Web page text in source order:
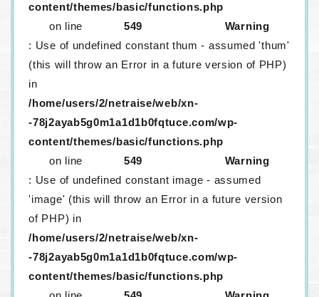
content/themes/basic/functions.php
on line
549
Warning
: Use of undefined constant thum - assumed 'thum'
(this will throw an Error in a future version of PHP)
in
/home/users/2/netraise/web/xn-
-78j2ayab5g0m1a1d1b0fqtuce.com/wp-
content/themes/basic/functions.php
on line
549
Warning
: Use of undefined constant image - assumed
'image' (this will throw an Error in a future version
of PHP) in
/home/users/2/netraise/web/xn-
-78j2ayab5g0m1a1d1b0fqtuce.com/wp-
content/themes/basic/functions.php